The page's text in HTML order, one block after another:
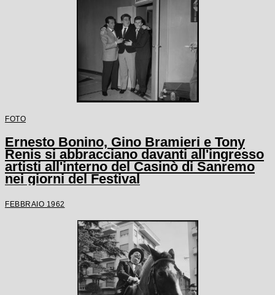
FOTO
Ernesto Bonino, Gino Bramieri e Tony
Renis si abbracciano davanti all'ingresso
artisti all'interno del Casinò di Sanremo
nei giorni del Festival
FEBBRAIO 1962